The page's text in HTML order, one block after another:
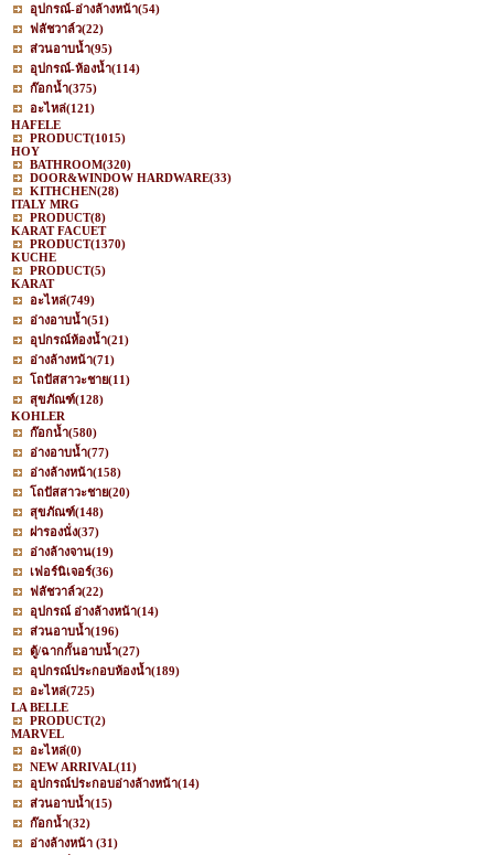
อุปกรณ์-อ่างล้างหน้า(54)
ฟลัชวาล์ว(22)
ส่วนอาบน้ำ(95)
อุปกรณ์-ห้องน้ำ(114)
ก๊อกน้ำ(375)
อะไหล่(121)
HAFELE
PRODUCT(1015)
HOY
BATHROOM(320)
DOOR&WINDOW HARDWARE(33)
KITHCHEN(28)
ITALY MRG
PRODUCT(8)
KARAT FACUET
PRODUCT(1370)
KUCHE
PRODUCT(5)
KARAT
อะไหล่(749)
อ่างอาบน้ำ(51)
อุปกรณ์ห้องน้ำ(21)
อ่างล้างหน้า(71)
โถปัสสาวะชาย(11)
สุขภัณฑ์(128)
KOHLER
ก๊อกน้ำ(580)
อ่างอาบน้ำ(77)
อ่างล้างหน้า(158)
โถปัสสาวะชาย(20)
สุขภัณฑ์(148)
ฝารองนั่ง(37)
อ่างล้างจาน(19)
เฟอร์นิเจอร์(36)
ฟลัชวาล์ว(22)
อุปกรณ์ อ่างล้างหน้า(14)
ส่วนอาบน้ำ(196)
ตู้/ฉากกั้นอาบน้ำ(27)
อุปกรณ์ประกอบห้องน้ำ(189)
อะไหล่(725)
LA BELLE
PRODUCT(2)
MARVEL
อะไหล่(0)
NEW ARRIVAL(11)
อุปกรณ์ประกอบอ่างล้างหน้า(14)
ส่วนอาบน้ำ(15)
ก๊อกน้ำ(32)
อ่างล้างหน้า (31)